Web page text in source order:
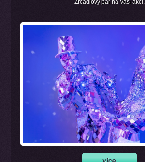
Zrcadlový pár na Vaši akci.